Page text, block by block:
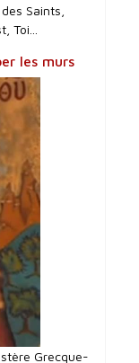
Saints,
Toi...
les murs
Grecque-